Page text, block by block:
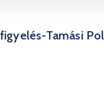
Tamási